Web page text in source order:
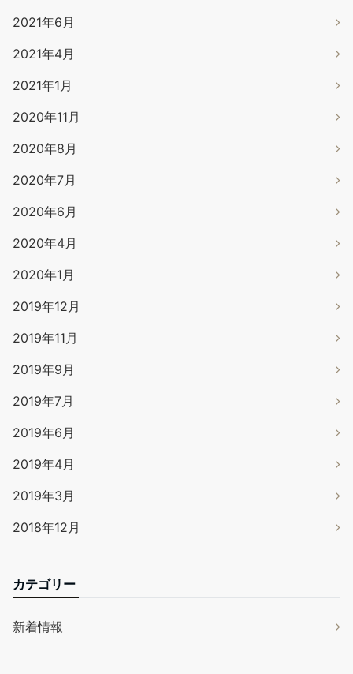
2021年6月
2021年4月
2021年1月
2020年11月
2020年8月
2020年7月
2020年6月
2020年4月
2020年1月
2019年12月
2019年11月
2019年9月
2019年7月
2019年6月
2019年4月
2019年3月
2018年12月
カテゴリー
新着情報